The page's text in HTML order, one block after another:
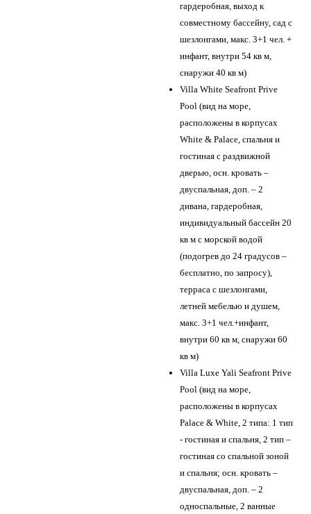
гардеробная, выход к
совместному бассейну, сад с
шезлонгами, макс. 3+1 чел. +
инфант, внутри 54 кв м,
снаружи 40 кв м)
Villa White Seafront Prive
Pool (вид на море,
расположены в корпусах
White & Palace, спальня и
гостиная с раздвижной
дверью, осн. кровать –
двуспальная, доп. – 2
дивана, гардеробная,
индивидуальный бассейн 20
кв м с морской водой
(подогрев до 24 градусов –
бесплатно, по запросу),
терраса с шезлонгами,
летней мебелью и душем,
макс. 3+1 чел.+инфант,
внутри 60 кв м, снаружи 60
кв м)
Villa Luxe Yali Seafront Prive
Pool (вид на море,
расположены в корпусах
Palace & White, 2 типа: 1 тип
- гостиная и спальня, 2 тип –
гостиная со спальной зоной
и спальня; осн. кровать –
двуспальная, доп. – 2
односпальные, 2 ванные